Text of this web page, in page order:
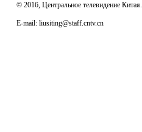
© 2016, Центральное телевидение Китая.
E-mail: liusiting@staff.cntv.cn